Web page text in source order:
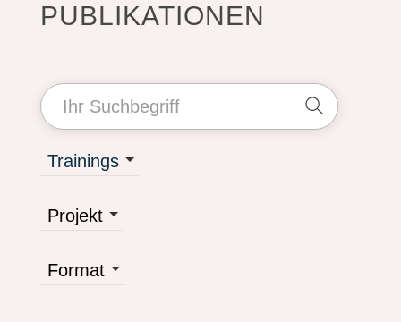
PUBLIKATIONEN
Trainings
Projekt
Format